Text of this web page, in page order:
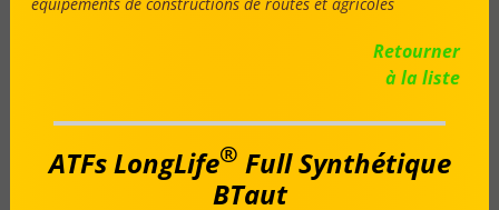
Retourner
à la liste
ATFs LongLife® Full Synthétique
BTaut